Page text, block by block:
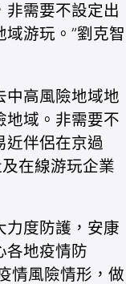
非需要不設定出
游玩。”劉克智
中高風險地域地
地域。非需要不
近伴侶在京過
在線游玩企業
力度防護，安康
各地疫情防
情風險情形，做